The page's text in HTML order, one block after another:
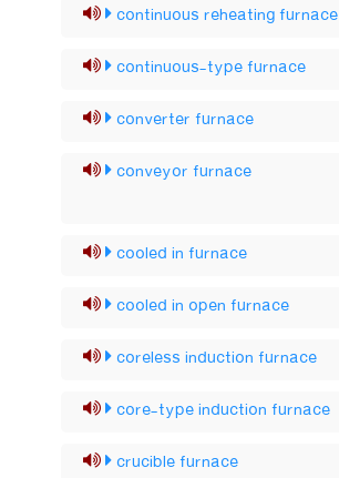
continuous reheating furnace
continuous-type furnace
converter furnace
conveyor furnace
cooled in furnace
cooled in open furnace
coreless induction furnace
core-type induction furnace
crucible furnace